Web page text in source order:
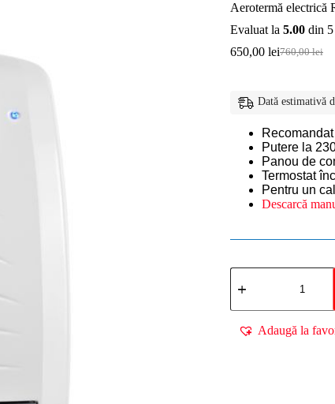
Aerotermă
Evaluat la 5.00 din 5
760,00lei
Prețul
fost:
650,00 leiPrețul
650,00 lei.
Dată estimativă
Putere la
Panou de
Termostat
Pentru un
Descarcă
Cantitate
Aerotermă
Radialight
BALI Adaugă la